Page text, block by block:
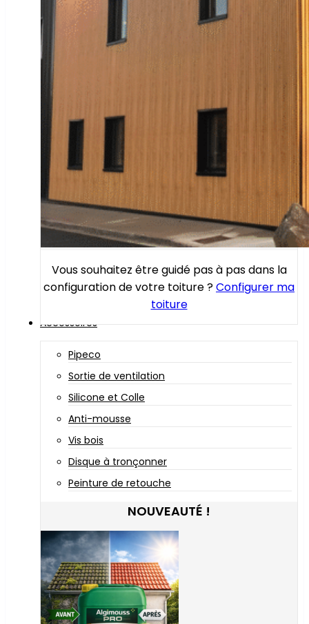
Vous souhaitez être guidé pas à pas dans la
configuration de votre toiture ?Configurer ma
toiture
Accessoires
Pipeco
Sortie de ventilation
Silicone et Colle
Anti-mousse
Vis bois
Disque à tronçonner
Peinture de retouche
NOUVEAUTÉ !